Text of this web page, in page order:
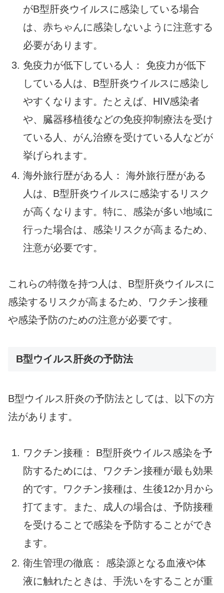
がB型肝炎ウイルスに感染している場合
は、赤ちゃんに感染しないように注意する
必要があります。
免疫力が低下している人： 免疫力が低下
している人は、B型肝炎ウイルスに感染し
やすくなります。たとえば、HIV感染者
や、臓器移植後などの免疫抑制療法を受け
ている人、がん治療を受けている人などが
挙げられます。
海外旅行歴がある人： 海外旅行歴がある
人は、B型肝炎ウイルスに感染するリスク
が高くなります。特に、感染が多い地域に
行った場合は、感染リスクが高まるため、
注意が必要です。
これらの特徴を持つ人は、B型肝炎ウイルスに
感染するリスクが高まるため、ワクチン接種
や感染予防のための注意が必要です。
B型ウイルス肝炎の予防法
B型ウイルス肝炎の予防法としては、以下の方
法があります。
ワクチン接種： B型肝炎ウイルス感染を予
防するためには、ワクチン接種が最も効果
的です。ワクチン接種は、生後12か月から
打てます。また、成人の場合は、予防接種
を受けることで感染を予防することができ
ます。
衛生管理の徹底： 感染源となる血液や体
液に触れたときは、手洗いをすることが重